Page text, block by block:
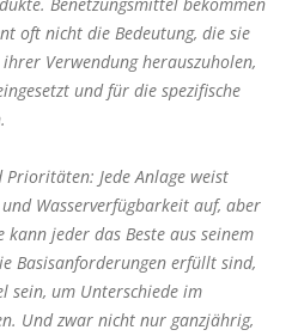
oft nicht die Bedeutung, die sie
Verwendung herauszuholen,
und für die spezifische
Prioritäten: Jede Anlage weist
Wasserverfügbarkeit auf, aber
jeder das Beste aus seinem
Basisanforderungen erfüllt sind,
sein, um Unterschiede im
Und zwar nicht nur ganzjährig,